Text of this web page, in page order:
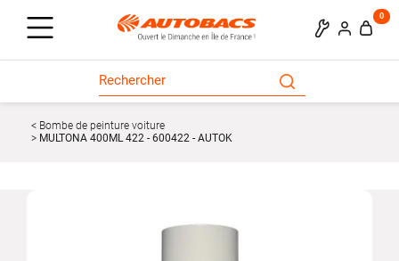
0
Bombe de peinture voiture
MULTONA 400ML 422 - 600422 - AUTOK